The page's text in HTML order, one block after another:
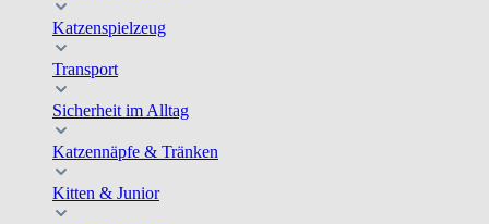
Katzenspielzeug
Transport
Sicherheit im Alltag
Katzennäpfe & Tränken
Kitten & Junior